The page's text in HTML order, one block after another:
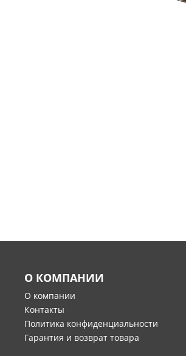
О КОМПАНИИ
О компании
Контакты
Политика конфиденциальности
Гарантия и возврат товара